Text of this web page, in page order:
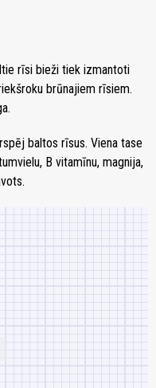
rīsi bieži tiek izmantoti
brūnajiem rīsiem.
baltos rīsus. Viena tase
B vitamīnu, magnija,